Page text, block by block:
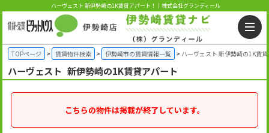
ハーヴェスト 新伊勢崎の1K賃貸アパート！｜株式会社グランディール
TOPページ 賃貸物件検索 伊勢崎市の賃貸情報一覧 ハーヴェスト 新伊勢崎の1K賃
ハーヴェスト 新伊勢崎の1K賃貸アパート
こちらの物件は掲載が終了しています。